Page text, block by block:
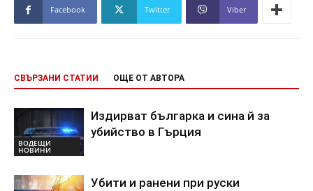
Facebook Twitter Viber
СВЪРЗАНИ СТАТИИ ОЩЕ ОТ АВТОРА
ВОДЕЩИ
НОВИНИ
Издирват българка и сина й за
убийство в Гърция
Убити и ранени при руски